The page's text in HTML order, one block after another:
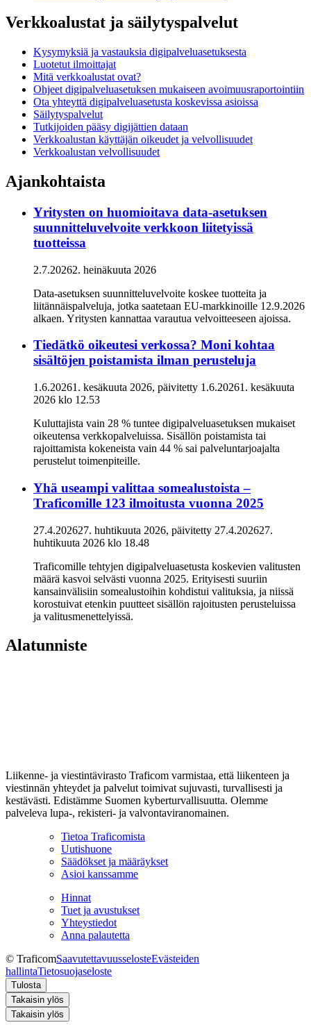
Verkkoalustat ja säilytyspalvelut
Kysymyksiä ja vastauksia digipalveluasetuksesta
Luotetut ilmoittajat
Mitä verkkoalustat ovat?
Ohjeet digipalveluasetuksen mukaiseen avoimuusraportointiin
Ota yhteyttä digipalveluasetusta koskevissa asioissa
Säilytyspalvelut
Tutkijoiden pääsy digijättien dataan
Verkkoalustan käyttäjän oikeudet ja velvollisuudet
Verkkoalustan velvollisuudet
Ajankohtaista
Yritysten on huomioitava data-asetuksen
suunnitteluvelvoite verkkoon liitetyissä
tuotteissa
2.7.20262. heinäkuuta 2026
Data-asetuksen suunnitteluvelvoite koskee tuotteita ja
liitännäispalveluja, jotka saatetaan EU-markkinoille 12.9.2026
alkaen. Yritysten kannattaa varautua velvoitteeseen ajoissa.
Tiedätkö oikeutesi verkossa? Moni kohtaa
sisältöjen poistamista ilman perusteluja
1.6.20261. kesäkuuta 2026, päivitetty 1.6.20261. kesäkuuta
2026 klo 12.53
Kuluttajista vain 28 % tuntee digipalveluasetuksen mukaiset
oikeutensa verkkopalveluissa. Sisällön poistamista tai
rajoittamista kokeneista vain 44 % sai palveluntarjoajalta
perustelut toimenpiteille.
Yhä useampi valittaa somealustoista –
Traficomille 123 ilmoitusta vuonna 2025
27.4.202627. huhtikuuta 2026, päivitetty 27.4.202627.
huhtikuuta 2026 klo 18.48
Traficomille tehtyjen digipalveluasetusta koskevien valitusten
määrä kasvoi selvästi vuonna 2025. Erityisesti suuriin
kansainvälisiin somealustoihin kohdistui valituksia, ja niissä
korostuivat etenkin puutteet sisällön rajoitusten perusteluissa
ja valitusmenettelyissä.
Alatunniste
Liikenne- ja viestintävirasto Traficom varmistaa, että liikenteen ja
viestinnän yhteydet ja palvelut toimivat sujuvasti, turvallisesti ja
kestävästi. Edistämme Suomen kyberturvallisuutta. Olemme
palveleva lupa-, rekisteri- ja valvontaviranomainen.
Tietoa Traficomista
Uutishuone
Säädökset ja määräykset
Asioi kanssamme
Hinnat
Tuet ja avustukset
Yhteystiedot
Anna palautetta
© TraficomSaavutettavuusselosteEvästeiden
hallintaTietosuojaseloste
Tulosta
Takaisin ylös
Takaisin ylös